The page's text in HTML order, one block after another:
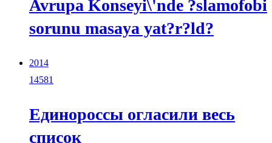
Avrupa Konseyi\'nde ?slamofobi
sorunu masaya yat?r?ld?
2014
14581
Единороссы огласили весь
список